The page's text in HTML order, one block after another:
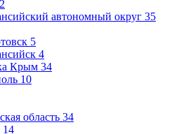
автономный округ 35
5
4
Крым 34
10
область 34
14